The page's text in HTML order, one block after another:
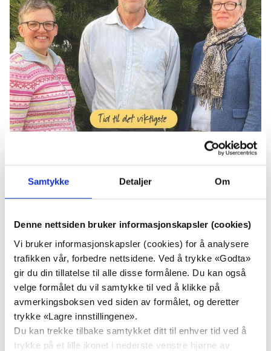
Samtykke Detaljer Om
Denne nettsiden bruker informasjonskapsler (cookies)
Vi bruker informasjonskapsler (cookies) for å analysere
trafikken vår, forbedre nettsidene. Ved å trykke «Godta»
gir du din tillatelse til alle disse formålene. Du kan også
velge formålet du vil samtykke til ved å klikke på
avmerkingsboksen ved siden av formålet, og deretter
trykke «Lagre innstillingene».
Du kan trekke tilbake samtykket ditt til enhver tid ved å
trykke på et lille ikonet i nederste venstre hjørne av
Alvdal KrF sin brosjyre til kommunevalget 2023